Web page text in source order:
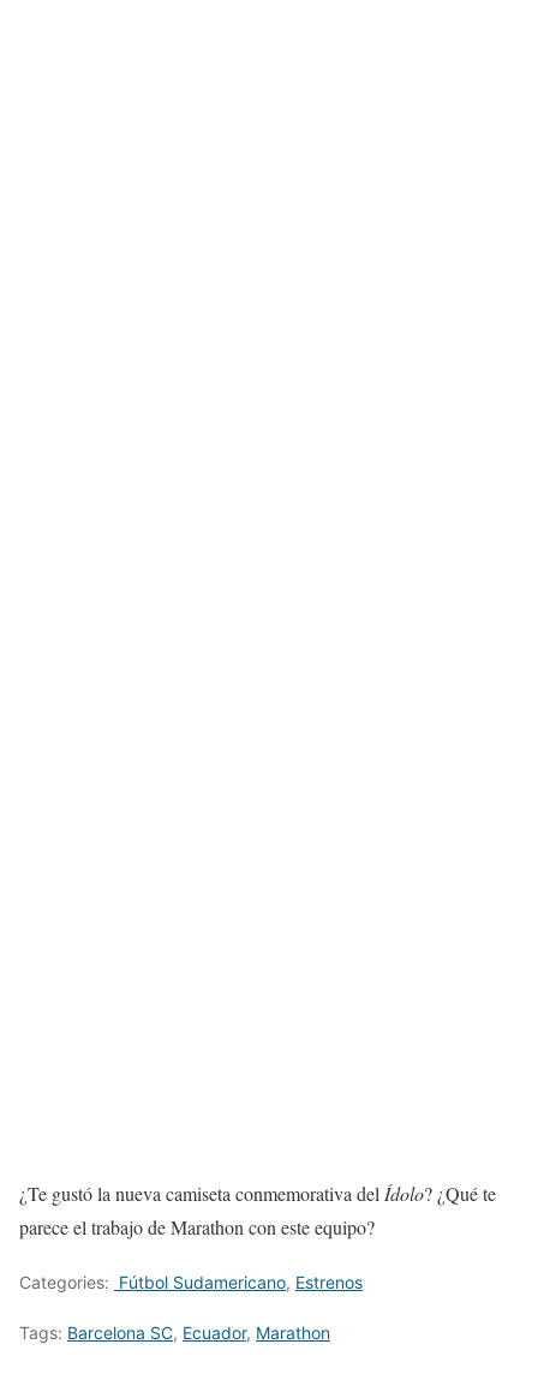
¿Te gustó la nueva camiseta conmemorativa delÍdolo? ¿Qué te
parece el trabajo de Marathon con este equipo?
Categories: Fútbol Sudamericano, Estrenos
Tags: Barcelona SC, Ecuador, Marathon